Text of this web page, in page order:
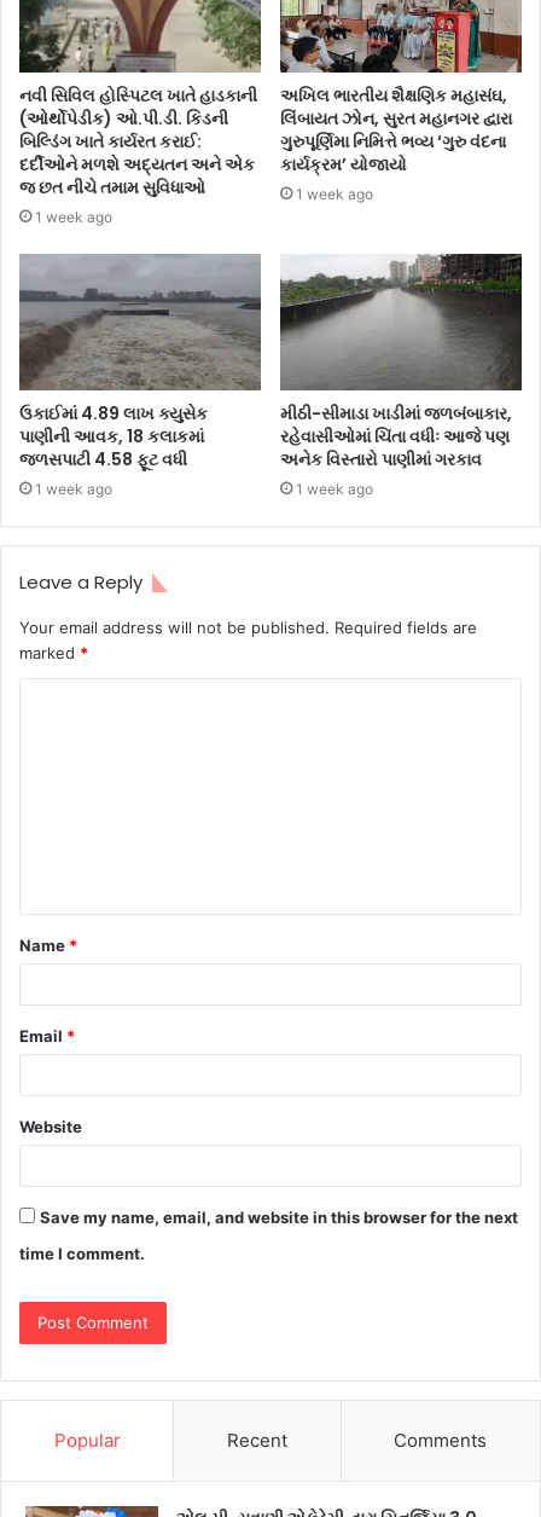
નવી સિવિલ હોસ્પિટલ ખાતે હાડકાની
(ઓર્થોપેડીક) ઓ.પી.ડી. કિડની
બિલ્ડિંગ ખાતે કાર્યરત કરાઈ:
દર્દીઓને મળશે અદ્યતન અને એક
જ છત નીચે તમામ સુવિધાઓ
1 week ago
અખિલ ભારતીય શૈક્ષણિક મહાસંઘ,
લિંબાયત ઝોન, સુરત મહાનગર દ્વારા
ગુરુપૂર્ણિમા નિમિત્તે ભવ્ય ‘ગુરુ વંદના
કાર્યક્રમ’ યોજાયો
1 week ago
ઉકાઈમાં 4.89 લાખ ક્યુસેક
પાણીની આવક, 18 કલાકમાં
જળસપાટી 4.58 ફૂટ વધી
1 week ago
મીઠી-સીમાડા ખાડીમાં જળબંબાકાર,
રહેવાસીઓમાં ચિંતા વધીઃ આજે પણ
અનેક વિસ્તારો પાણીમાં ગરકાવ
1 week ago
Leave a Reply
Your email address will not be published. Required fields are
marked *
Name *
Email *
Website
Save my name, email, and website in this browser for the next
time I comment.
Popular Recent Comments